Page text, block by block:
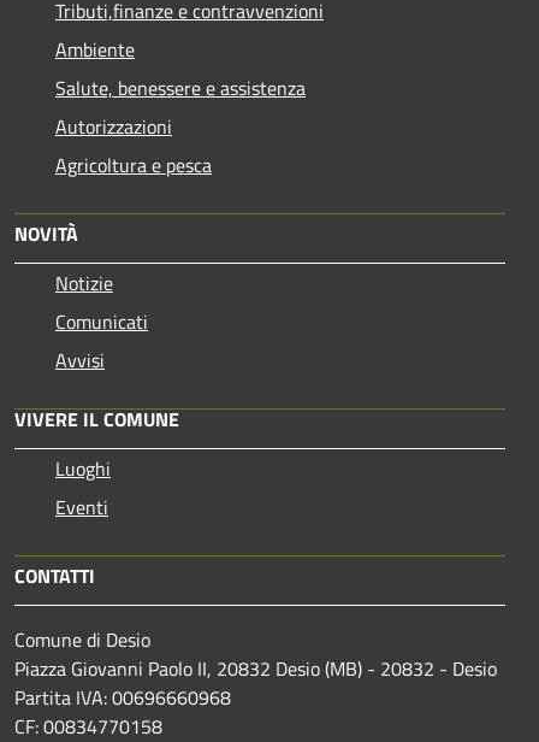
Tributi,finanze e contravvenzioni
Ambiente
Salute, benessere e assistenza
Autorizzazioni
Agricoltura e pesca
NOVITÀ
Notizie
Comunicati
Avvisi
VIVERE IL COMUNE
Luoghi
Eventi
CONTATTI
Comune di Desio
Piazza Giovanni Paolo II, 20832 Desio (MB) - 20832 - Desio
Partita IVA: 00696660968
CF: 00834770158